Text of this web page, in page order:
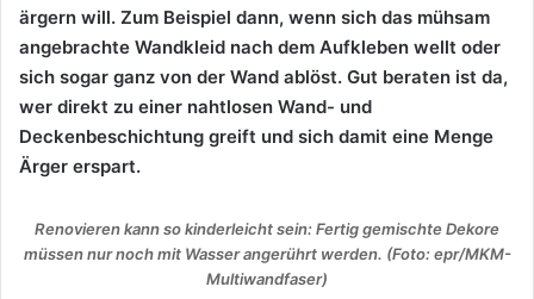
ärgern will. Zum Beispiel dann, wenn sich das mühsam
angebrachte Wandkleid nach dem Aufkleben wellt oder
sich sogar ganz von der Wand ablöst. Gut beraten ist da,
wer direkt zu einer nahtlosen Wand- und
Deckenbeschichtung greift und sich damit eine Menge
Ärger erspart.
Renovieren kann so kinderleicht sein: Fertig gemischte Dekore
müssen nur noch mit Wasser angerührt werden. (Foto: epr/MKM-
Multiwandfaser)